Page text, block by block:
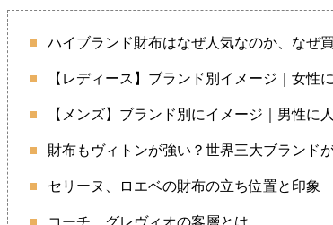
ハイブランド財布はなぜ人気なのか、なぜ
【レディース】ブランド別イメージ｜女性
【メンズ】ブランド別にイメージ｜男性に
財布もヴィトンが強い？世界三大ブランド
セリーヌ、ロエベの財布の立ち位置と印象